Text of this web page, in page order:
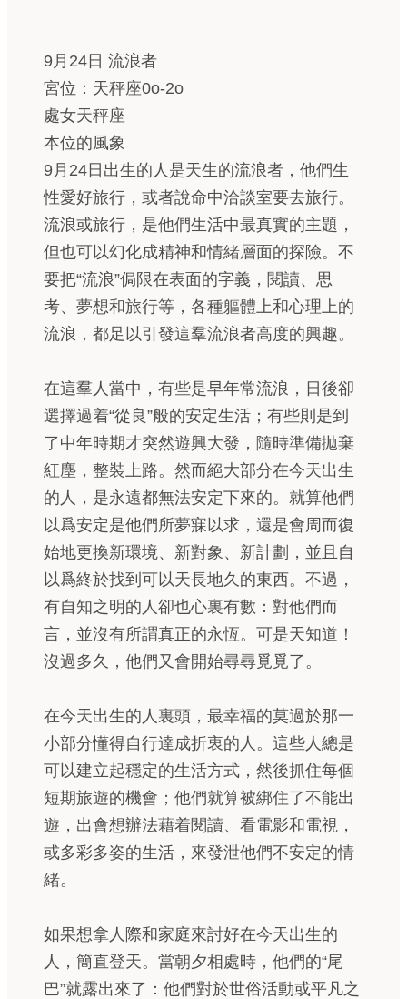
9月24日 流浪者
宮位：天秤座0o-2o
處女天秤座
本位的風象
9月24日出生的人是天生的流浪者，他們生
性愛好旅行，或者說命中洽談室要去旅行。
流浪或旅行，是他們生活中最真實的主題，
但也可以幻化成精神和情緒層面的探險。不
要把“流浪”侷限在表面的字義，閱讀、思
考、夢想和旅行等，各種軀體上和心理上的
流浪，都足以引發這羣流浪者高度的興趣。
在這羣人當中，有些是早年常流浪，日後卻
選擇過着“從良”般的安定生活；有些則是到
了中年時期才突然遊興大發，隨時準備拋棄
紅塵，整裝上路。然而絕大部分在今天出生
的人，是永遠都無法安定下來的。就算他們
以爲安定是他們所夢寐以求，還是會周而復
始地更換新環境、新對象、新計劃，並且自
以爲終於找到可以天長地久的東西。不過，
有自知之明的人卻也心裏有數：對他們而
言，並沒有所謂真正的永恆。可是天知道！
沒過多久，他們又會開始尋尋覓覓了。
在今天出生的人裏頭，最幸福的莫過於那一
小部分懂得自行達成折衷的人。這些人總是
可以建立起穩定的生活方式，然後抓住每個
短期旅遊的機會；他們就算被綁住了不能出
遊，出會想辦法藉着閱讀、看電影和電視，
或多彩多姿的生活，來發泄他們不安定的情
緒。
如果想拿人際和家庭來討好在今天出生的
人，簡直登天。當朝夕相處時，他們的“尾
巴”就露出來了：他們對於世俗活動或平凡之